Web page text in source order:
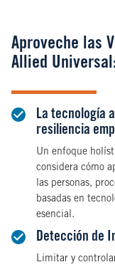
Aproveche las
Allied
La tecnología
resiliencia
Un enfoque
considera cómo
las personas,
basadas en
esencial.
Detección de
Limitar y